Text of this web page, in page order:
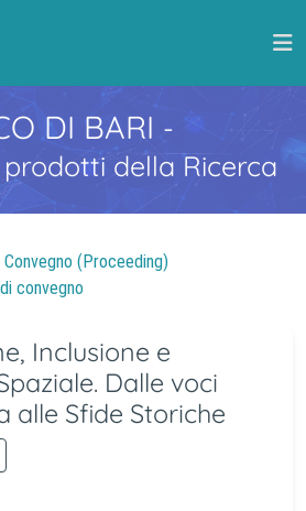
DI BARI -
della Ricerca
(Proceeding)
convegno
Inclusione e
Dalle voci
alle Sfide Storiche